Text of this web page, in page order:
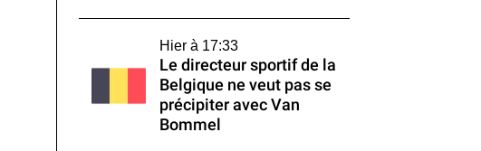
Hier à 17:33
Le directeur sportif de la
Belgique ne veut pas se
précipiter avec Van
Bommel